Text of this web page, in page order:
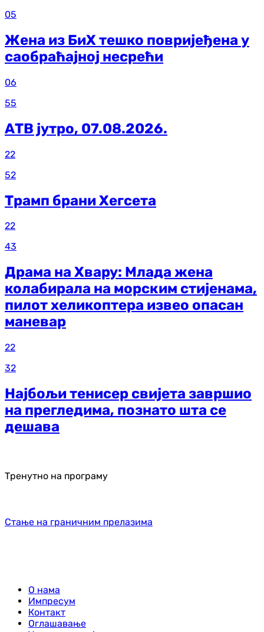
05
Жена из БиХ тешко повријеђена у
саобраћајној несрећи
06
55
АТВ јутро, 07.08.2026.
22
52
Трамп брани Хегсета
22
43
Драма на Хвару: Млада жена
колабирала на морским стијенама,
пилот хеликоптера извео опасан
маневар
22
32
Најбољи тенисер свијета завршио
на прегледима, познато шта се
дешава
Тренутно на програму
Стање на граничним прелазима
О нама
Импресум
Контакт
Оглашавање